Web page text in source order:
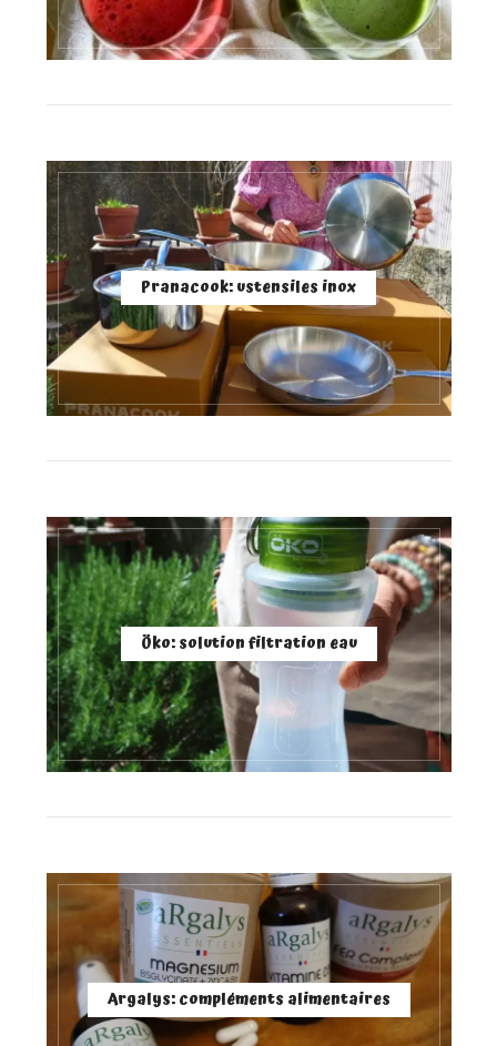
Pranacook: ustensiles inox
Öko: solution filtration eau
Argalys: compléments alimentaires